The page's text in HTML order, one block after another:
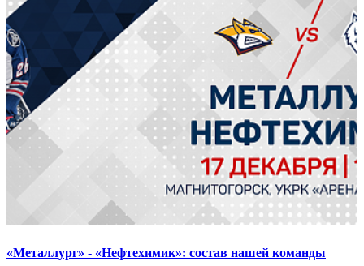
«Металлург» - «Нефтехимик»: состав нашей команды